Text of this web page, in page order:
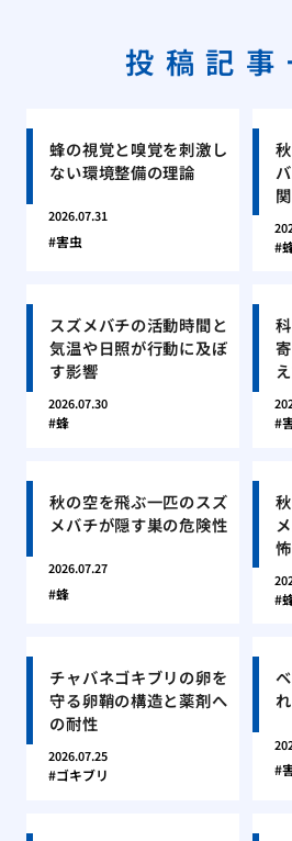
投稿記事
蜂の視覚と嗅覚を刺激し
ない環境整備の理論
2026.07.31
害虫
関
スズメバチの活動時間と
気温や日照が行動に及ぼ
す影響
2026.07.30
蜂
秋の空を飛ぶ一匹のスズ
メバチが隠す巣の危険性
2026.07.27
蜂
怖
チャバネゴキブリの卵を
守る卵鞘の構造と薬剤へ
の耐性
2026.07.25
ゴキブリ